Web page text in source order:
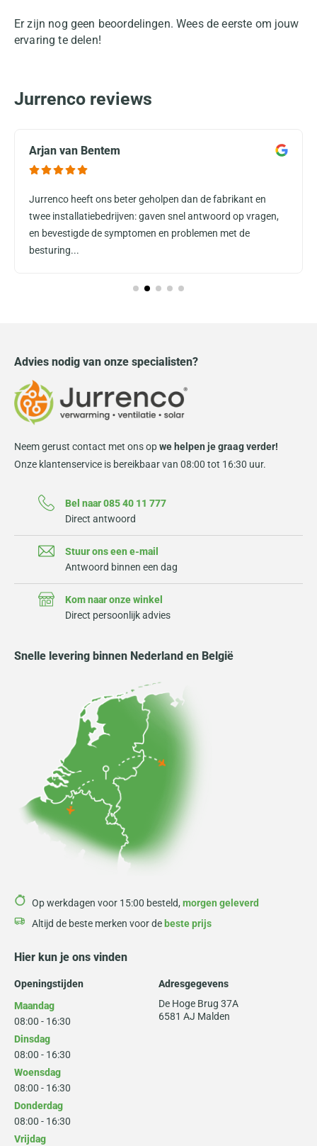
Er zijn nog geen beoordelingen. Wees de eerste om jouw
ervaring te delen!
Jurrenco reviews
Arjan van Bentem
Jurrenco heeft ons beter geholpen dan de fabrikant en
twee installatiebedrijven: gaven snel antwoord op vragen,
en bevestigde de symptomen en problemen met de
besturing...
Advies nodig van onze specialisten?
Neem gerust contact met ons opwe helpen je graag verder!
Onze klantenservice is bereikbaar van 08:00 tot 16:30 uur.
Bel naar 085 40 11 777
Direct antwoord
Stuur ons een e-mail
Antwoord binnen een dag
Kom naar onze winkel
Direct persoonlijk advies
Snelle levering binnen Nederland en België
Op werkdagen voor 15:00 besteld, morgen geleverd
Altijd de beste merken voor de beste prijs
Hier kun je ons vinden
Openingstijden
Maandag
08:00 - 16:30
Dinsdag
08:00 - 16:30
Woensdag
08:00 - 16:30
Donderdag
08:00 - 16:30
Vrijdag
Adresgegevens
De Hoge Brug 37A
6581 AJ Malden